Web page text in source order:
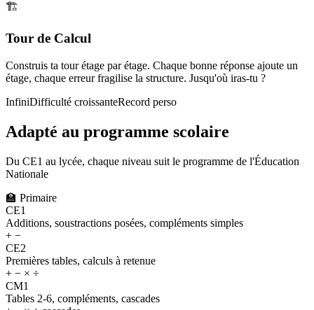
🏗️
Tour de Calcul
Construis ta tour étage par étage. Chaque bonne réponse ajoute un
étage, chaque erreur fragilise la structure. Jusqu'où iras-tu ?
InfiniDifficulté croissanteRecord perso
Adapté au programme scolaire
Du CE1 au lycée, chaque niveau suit le programme de l'Éducation
Nationale
🏫 Primaire
CE1
Additions, soustractions posées, compléments simples
+ −
CE2
Premières tables, calculs à retenue
+ − × ÷
CM1
Tables 2-6, compléments, cascades